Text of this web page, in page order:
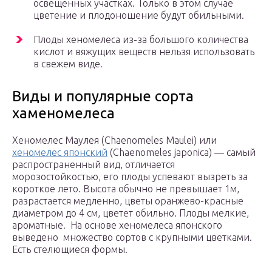
освещенных участках. Только в этом случае
цветение и плодоношение будут обильными.
Плоды хеномелеса из-за большого количества
кислот и вяжущих веществ нельзя использовать
в свежем виде.
Виды и популярные сорта
хаменомелеса
Хеномелес Маулея (Chaenomeles Maulei) или
хеномелес японский (Chaenomeles japonica) — самый
распространенный вид, отличается
морозостойкостью, его плоды успевают вызреть за
короткое лето. Высота обычно не превышает 1м,
разрастается медленно, цветы оранжево-красные
диаметром до 4 см, цветет обильно. Плоды мелкие,
ароматные. На основе хеномелеса японского
выведено множество сортов с крупными цветками.
Есть стелющиеся формы.